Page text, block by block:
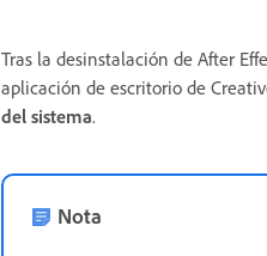
Tras la desinstalación de After
aplicación de escritorio de
del sistema.
Nota